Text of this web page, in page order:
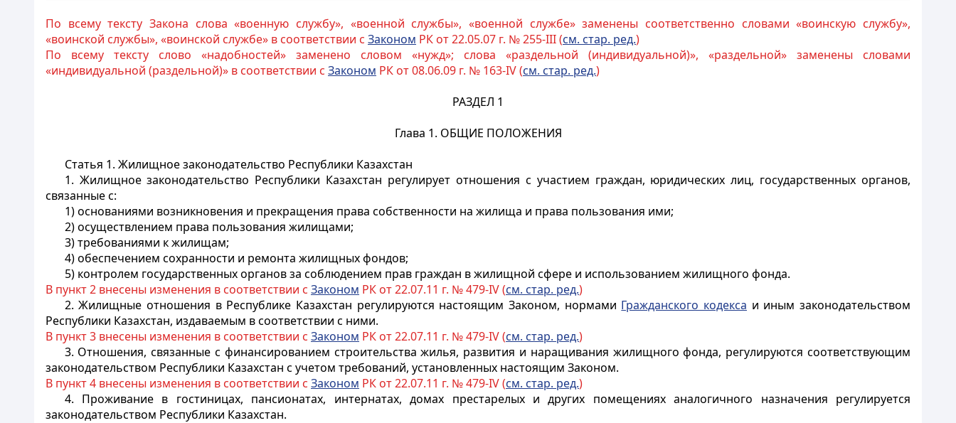
По всему тексту Закона слова «военную службу», «военной службы», «военной службе» заменены соответственно словами «воинскую службу»,
«воинской службы», «воинской службе» в соответствии с Законом РК от 22.05.07 г. № 255-III (см. стар. ред.)
По всему тексту слово «надобностей» заменено словом «нужд»; слова «раздельной (индивидуальной)», «раздельной» заменены словами
«индивидуальной (раздельной)» в соответствии с Законом РК от 08.06.09 г. № 163-IV (см. стар. ред.)
РАЗДЕЛ 1
Глава 1. ОБЩИЕ ПОЛОЖЕНИЯ
Статья 1. Жилищное законодательство Республики Казахстан
1. Жилищное законодательство Республики Казахстан регулирует отношения с участием граждан, юридических лиц, государственных органов,
связанные с:
1) основаниями возникновения и прекращения права собственности на жилища и права пользования ими;
2) осуществлением права пользования жилищами;
3) требованиями к жилищам;
4) обеспечением сохранности и ремонта жилищных фондов;
5) контролем государственных органов за соблюдением прав граждан в жилищной сфере и использованием жилищного фонда.
В пункт 2 внесены изменения в соответствии с Законом РК от 22.07.11 г. № 479-IV (см. стар. ред.)
2. Жилищные отношения в Республике Казахстан регулируются настоящим Законом, нормами Гражданского кодекса и иным законодательством
Республики Казахстан, издаваемым в соответствии с ними.
В пункт 3 внесены изменения в соответствии с Законом РК от 22.07.11 г. № 479-IV (см. стар. ред.)
3. Отношения, связанные с финансированием строительства жилья, развития и наращивания жилищного фонда, регулируются соответствующим
законодательством Республики Казахстан с учетом требований, установленных настоящим Законом.
В пункт 4 внесены изменения в соответствии с Законом РК от 22.07.11 г. № 479-IV (см. стар. ред.)
4. Проживание в гостиницах, пансионатах, интернатах, домах престарелых и других помещениях аналогичного назначения регулируется
законодательством Республики Казахстан.